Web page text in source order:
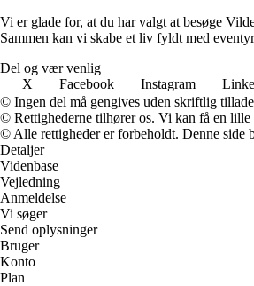
Vi er glade for, at du har valgt at besøge
Sammen kan vi skabe et liv fyldt med
Del og vær venlig
X
Facebook Instagram
© Ingen del må gengives uden skriftlig
© Rettighederne tilhører os. Vi kan få en lille
© Alle rettigheder er forbeholdt. Denne side
Detaljer
Videnbase
Vejledning
Anmeldelse
Vi søger
Send oplysninger
Bruger
Konto
Plan